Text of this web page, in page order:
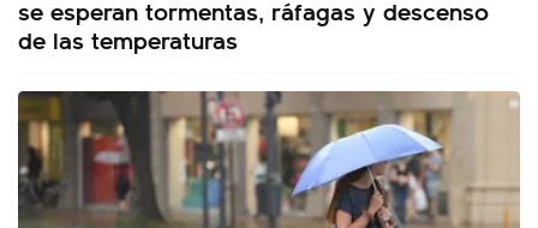
se esperan tormentas, ráfagas y descenso
de las temperaturas